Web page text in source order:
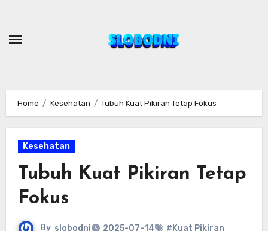
content
Home Kesehatan Tubuh Kuat Pikiran Tetap Fokus
Kesehatan
Tubuh Kuat Pikiran Tetap
Fokus
By slobodni 2025-07-14 #Kuat Pikiran